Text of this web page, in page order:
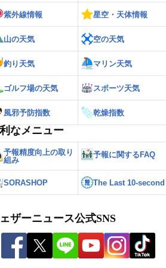
紫外線情報 星空・天体情報
山の天気 空の天気
釣り天気 マリン天気
ゴルフ場の天気 スポーツ天気
風邪予防指数 乾燥指数
なメニュー
予報精度向上の取り
組み
予報に関するFAQ
SORASHOP The Last 10-second
ザーニュース公式SNS